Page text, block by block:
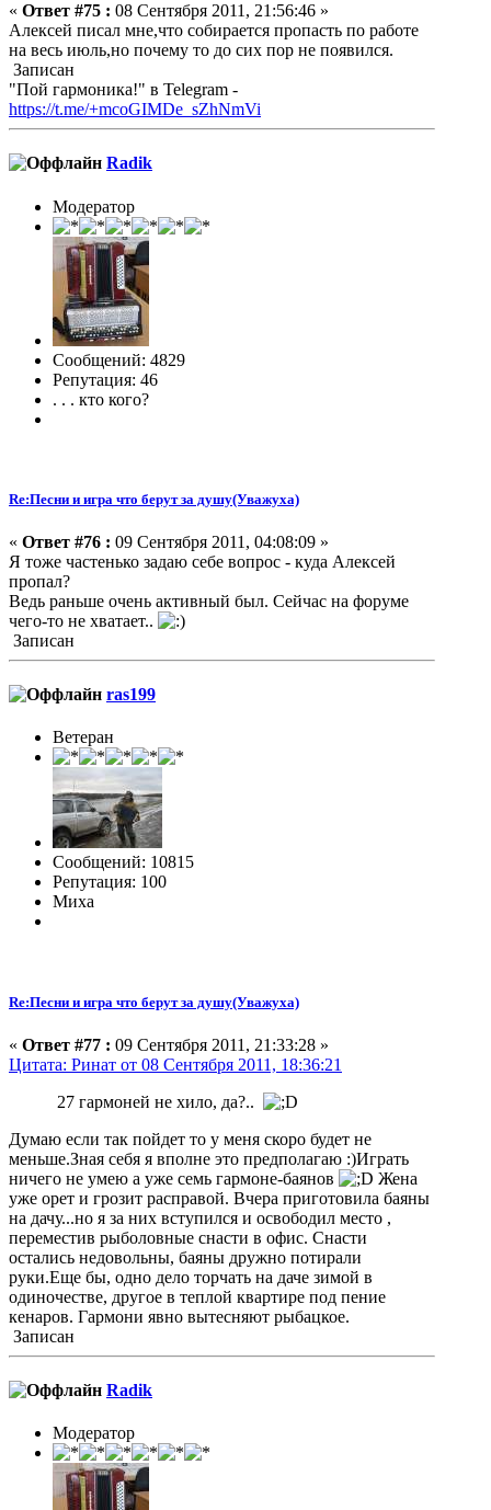
« Ответ #75 : 08 Сентября 2011, 21:56:46 »
Алексей писал мне,что собирается пропасть по работе
на весь июль,но почему то до сих пор не появился.
Записан
"Пой гармоника!" в Telegram -
https://t.me/+mcoGIMDe_sZhNmVi
Radik
Модератор
Сообщений: 4829
Репутация: 46
. . . кто кого?
Re:Песни и игра что берут за душу(Уважуха)
« Ответ #76 : 09 Сентября 2011, 04:08:09 »
Я тоже частенько задаю себе вопрос - куда Алексей
пропал?
Ведь раньше очень активный был. Сейчас на форуме
чего-то не хватает..
Записан
ras199
Ветеран
Сообщений: 10815
Репутация: 100
Миха
Re:Песни и игра что берут за душу(Уважуха)
« Ответ #77 : 09 Сентября 2011, 21:33:28 »
Цитата: Ринат от 08 Сентября 2011, 18:36:21
27 гармоней не хило, да?..
Думаю если так пойдет то у меня скоро будет не
меньше.Зная себя я вполне это предполагаю :)Играть
ничего не умею а уже семь гармоне-баянов
Жена
уже орет и грозит расправой. Вчера приготовила баяны
на дачу...но я за них вступился и освободил место ,
переместив рыболовные снасти в офис. Снасти
остались недовольны, баяны дружно потирали
руки.Еще бы, одно дело торчать на даче зимой в
одиночестве, другое в теплой квартире под пение
кенаров. Гармони явно вытесняют рыбацкое.
Записан
Radik
Модератор